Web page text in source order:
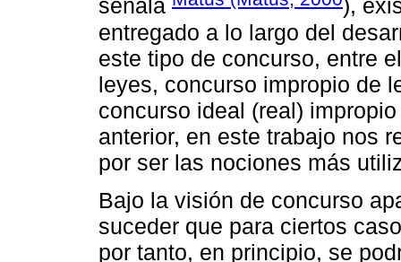
señala
),
entregado a lo largo del
este tipo de concurso, entre
leyes, concurso impropio de
concurso ideal (real)
anterior, en este trabajo nos
por ser las nociones más
Bajo la visión de concurso
suceder que para ciertos
por tanto, en principio, se